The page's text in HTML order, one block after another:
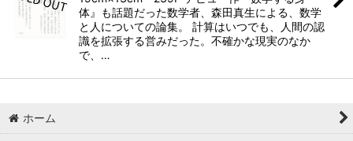
体』も話題だった数学者、森田真生による、数学
と人についての論集。 計算はいつでも、人間の認
識を拡張する営みだった。不確かな現実のなか
で、…
ホーム